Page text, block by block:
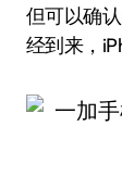
但可以确
经到来，